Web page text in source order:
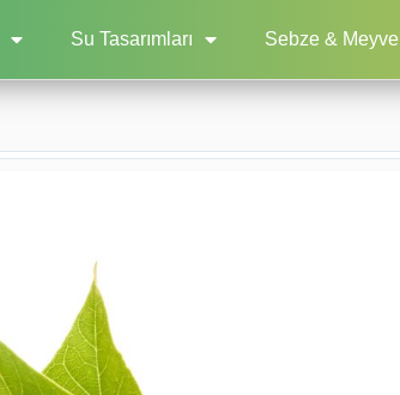
Su Tasarımları Sebze & Meyve